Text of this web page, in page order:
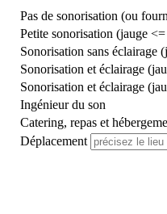
Pas de sonorisation (ou
Petite sonorisation (jauge
Sonorisation sans éclairage
Sonorisation et éclairage
Sonorisation et éclairage
Ingénieur du son
Catering, repas et
Déplacement